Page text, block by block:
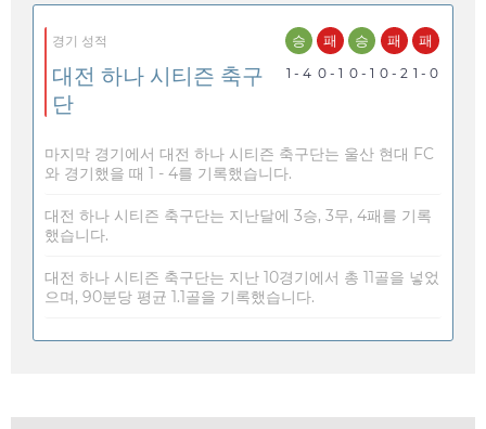
경기 성적
대전 하나 시티즌 축구
단
승
1 - 4
패
0 - 1
승
0 - 1
패
0 - 2
패
1 - 0
마지막 경기에서 대전 하나 시티즌 축구단는 울산 현대 FC
와 경기했을 때 1 - 4를 기록했습니다.
대전 하나 시티즌 축구단는 지난달에 3승, 3무, 4패를 기록
했습니다.
대전 하나 시티즌 축구단는 지난 10경기에서 총 11골을 넣었
으며, 90분당 평균 1.1골을 기록했습니다.